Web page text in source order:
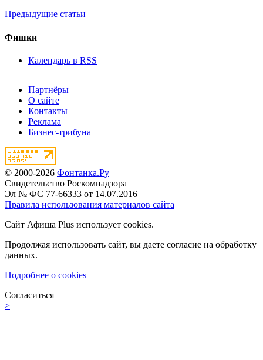
Предыдущие статьи
Фишки
Календарь в RSS
Партнёры
О сайте
Контакты
Реклама
Бизнес-трибуна
© 2000-2026 Фонтанка.Ру
Свидетельство Роскомнадзора
Эл № ФС 77-66333 от 14.07.2016
Правила использования материалов сайта
Сайт Афиша Plus использует cookies.
Продолжая использовать сайт, вы даете согласие на обработку
данных.
Подробнее о cookies
Согласиться
>